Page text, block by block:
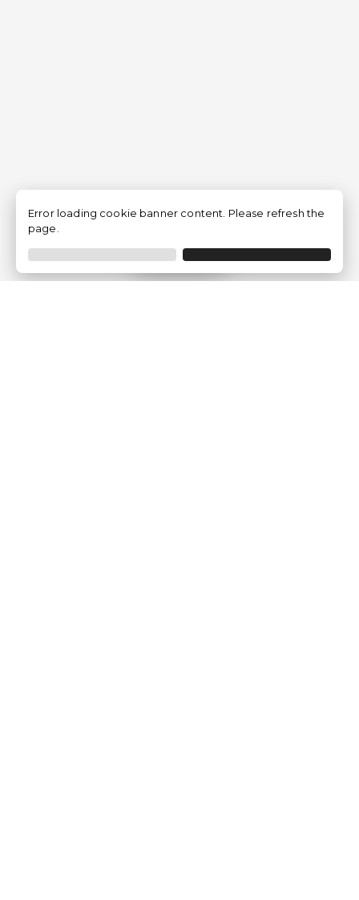
Filtrar
Error loading cookie banner content. Please refresh the
page.